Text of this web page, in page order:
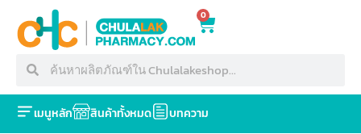
0
เมนูหลัก สินค้าทั้งหมด บทความ